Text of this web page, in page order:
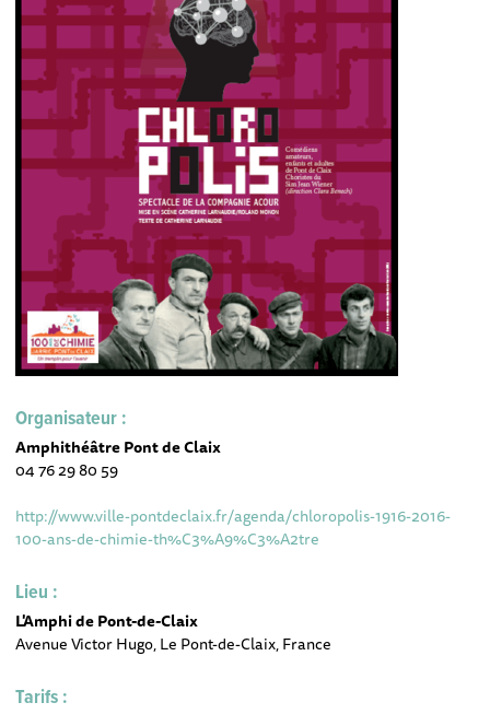
Organisateur :
Amphithéâtre Pont de Claix
04 76 29 80 59
http://www.ville-pontdeclaix.fr/agenda/chloropolis-1916-2016-
100-ans-de-chimie-th%C3%A9%C3%A2tre
Lieu :
L'Amphi de Pont-de-Claix
Avenue Victor Hugo, Le Pont-de-Claix, France
Tarifs :